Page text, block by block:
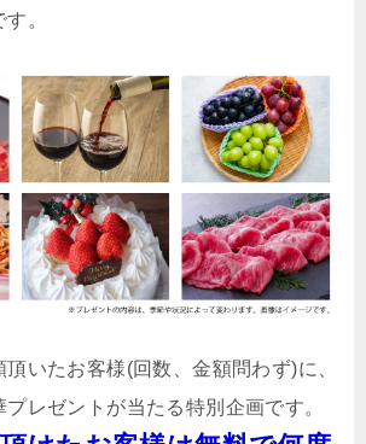
。
いたお客様(回数、金額問わず)に、
レゼントが当たる特別企画です。